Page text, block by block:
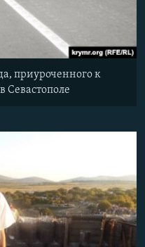
приуроченного к
Севастополе